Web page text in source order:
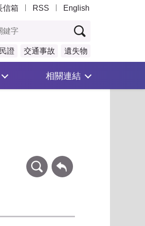
信箱 RSS English
證 交通事故 遺失物
相關連結
條件查詢 回上一頁